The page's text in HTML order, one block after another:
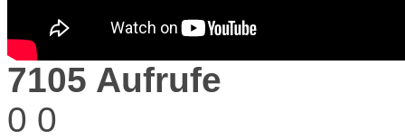
7105 Aufrufe
0 0